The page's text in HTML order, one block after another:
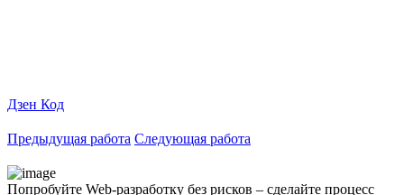
Дзен Код
Предыдущая работа Следующая работа
Попробуйте Web-разработку без рисков – сделайте процесс